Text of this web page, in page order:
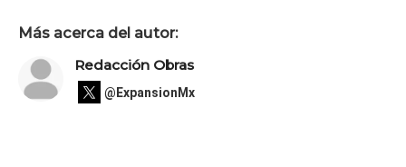
Más acerca del autor:
Redacción Obras
@ExpansionMx